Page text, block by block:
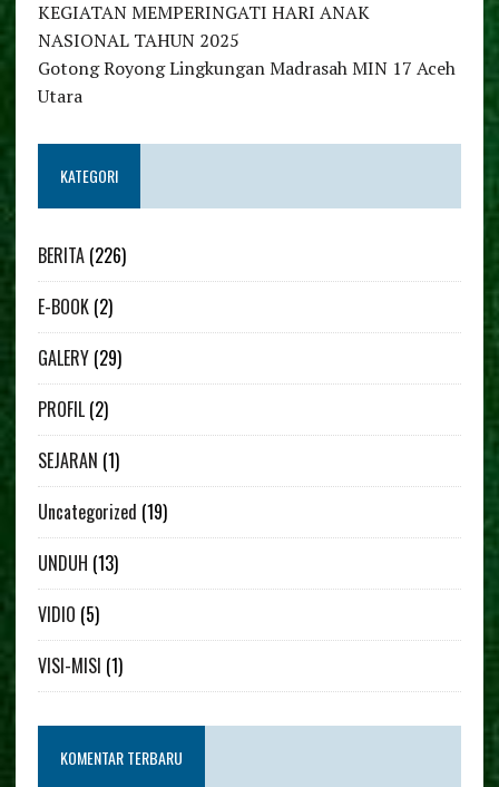
KEGIATAN MEMPERINGATI HARI ANAK
NASIONAL TAHUN 2025
Gotong Royong Lingkungan Madrasah MIN 17 Aceh
Utara
KATEGORI
BERITA(226)
E-BOOK(2)
GALERY(29)
PROFIL(2)
SEJARAN (1)
Uncategorized (19)
UNDUH (13)
VIDIO (5)
VISI-MISI (1)
KOMENTAR TERBARU